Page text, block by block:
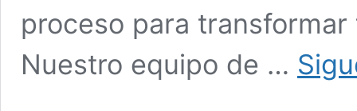
proceso para
Nuestro equipo de …